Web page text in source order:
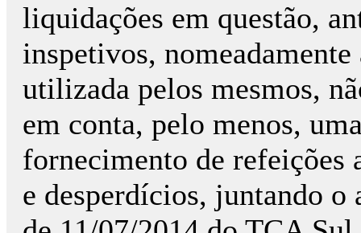
liquidações em questão,
inspetivos,
utilizada pelos mesmos,
em conta, pelo menos,
fornecimento de refeições
e desperdícios, juntando o